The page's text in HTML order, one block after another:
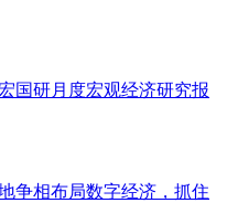
国研月度宏观经济研究报
争相布局数字经济，抓住